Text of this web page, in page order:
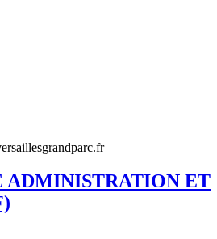
ADMINISTRATION ET